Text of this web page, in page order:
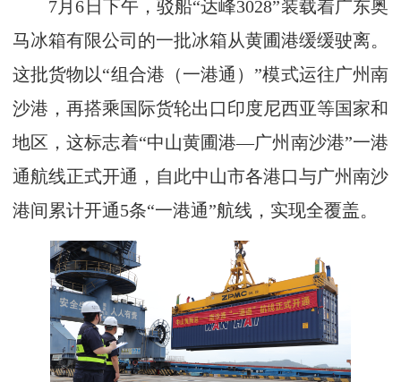
7月6日下午，驳船“达峰3028”装载着广东奥
马冰箱有限公司的一批冰箱从黄圃港缓缓驶离。
这批货物以“组合港（一港通）”模式运往广州南
沙港，再搭乘国际货轮出口印度尼西亚等国家和
地区，这标志着“中山黄圃港—广州南沙港”一港
通航线正式开通，自此中山市各港口与广州南沙
港间累计开通5条“一港通”航线，实现全覆盖。